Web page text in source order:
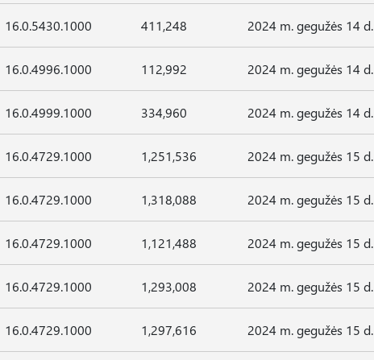
16.0.5430.1000 411,248 2024 m. gegužės 14 d.
16.0.4996.1000 112,992 2024 m. gegužės 14 d.
16.0.4999.1000 334,960 2024 m. gegužės 14 d.
16.0.4729.1000 1,251,536 2024 m. gegužės 15 d.
16.0.4729.1000 1,318,088 2024 m. gegužės 15 d.
16.0.4729.1000 1,121,488 2024 m. gegužės 15 d.
16.0.4729.1000 1,293,008 2024 m. gegužės 15 d.
16.0.4729.1000 1,297,616 2024 m. gegužės 15 d.